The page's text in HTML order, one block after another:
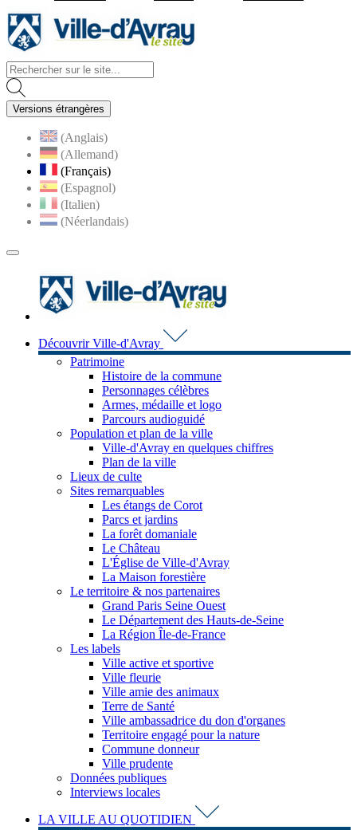
Versions étrangères
(Anglais)
(Allemand)
(Français)
(Espagnol)
(Italien)
(Néerlandais)
MENU
Découvrir Ville-d'Avray
Patrimoine
Histoire de la commune
Personnages célèbres
Armes, médaille et logo
Parcours audioguidé
Population et plan de la ville
Ville-d'Avray en quelques chiffres
Plan de la ville
Lieux de culte
Sites remarquables
Les étangs de Corot
Parcs et jardins
La forêt domaniale
Le Château
L'Église de Ville-d'Avray
La Maison forestière
Le territoire & nos partenaires
Grand Paris Seine Ouest
Le Département des Hauts-de-Seine
La Région Île-de-France
Les labels
Ville active et sportive
Ville fleurie
Ville amie des animaux
Terre de Santé
Ville ambassadrice du don d'organes
Territoire engagé pour la nature
Commune donneur
Ville prudente
Données publiques
Interviews locales
LA VILLE AU QUOTIDIEN